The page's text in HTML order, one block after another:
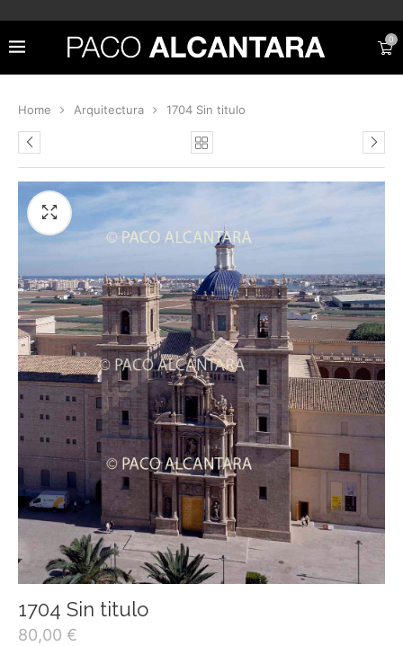
0
Home Arquitectura 1704 Sin titulo
1704 Sin titulo
80,00 €